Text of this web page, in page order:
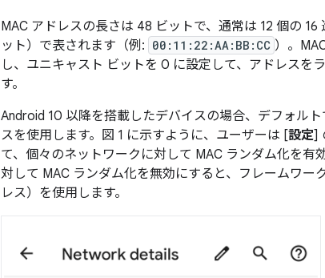
MAC アドレスの長さは 48 ビットで、通常は 12 個の
ット）で表されます（例: 00:11:22:AA:BB:CC ）。
し、ユニキャスト ビットを 0 に設定して、アドレスを
す。
Android 10 以降を搭載したデバイスの場合、デフォル
スを使用します。図 1 に示すように、ユーザーは [設定]
て、個々のネットワークに対して MAC ランダム化を
対して MAC ランダム化を無効にすると、フレームワー
レス）を使用します。